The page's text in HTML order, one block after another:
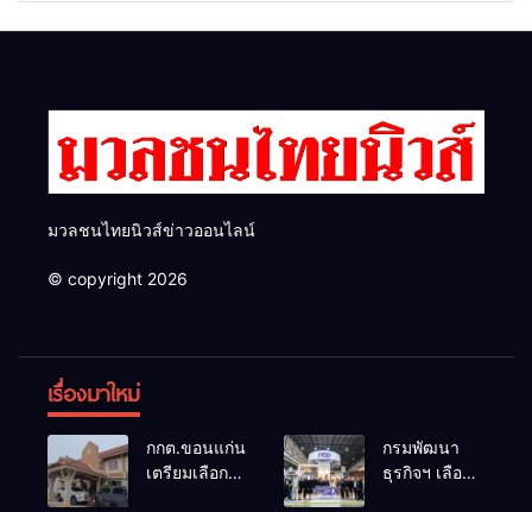
มวลชนไทยนิวส์ข่าวออนไลน์
© copyright 2026
เรื่องมาใหม่
กกต.ขอนแก่น
เตรียมเลือกตั้ง
กรมพัฒนา
ธุรกิจฯ เลือก